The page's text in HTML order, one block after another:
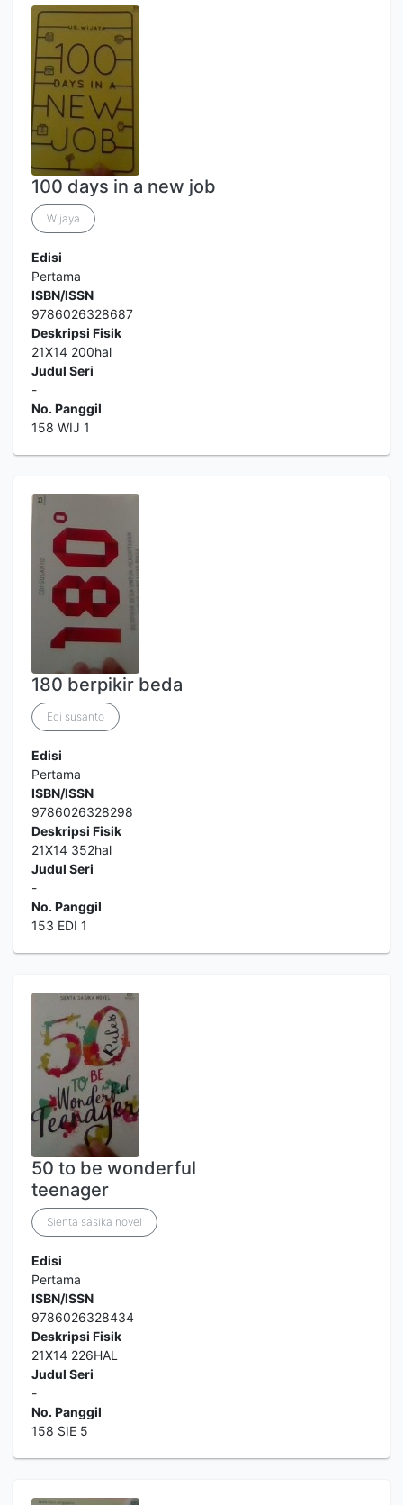
100 days in a new job
Wijaya
Edisi
Pertama
ISBN/ISSN
9786026328687
Deskripsi Fisik
21X14 200hal
Judul Seri
-
No. Panggil
158 WIJ 1
180 berpikir beda
Edi susanto
Edisi
Pertama
ISBN/ISSN
9786026328298
Deskripsi Fisik
21X14 352hal
Judul Seri
-
No. Panggil
153 EDI 1
50 to be wonderful
teenager
Sienta sasika novel
Edisi
Pertama
ISBN/ISSN
9786026328434
Deskripsi Fisik
21X14 226HAL
Judul Seri
-
No. Panggil
158 SIE 5